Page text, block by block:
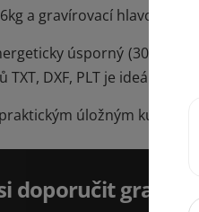
a gravírovací hlavou
úsporný (300W) a
DXF, PLT je ideální
úložným kufrem
doporučit